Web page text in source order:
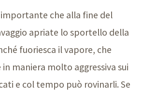
importante che alla fine del
apriate lo sportello della
fuoriesca il vapore, che
maniera molto aggressiva sui
e col tempo può rovinarli. Se